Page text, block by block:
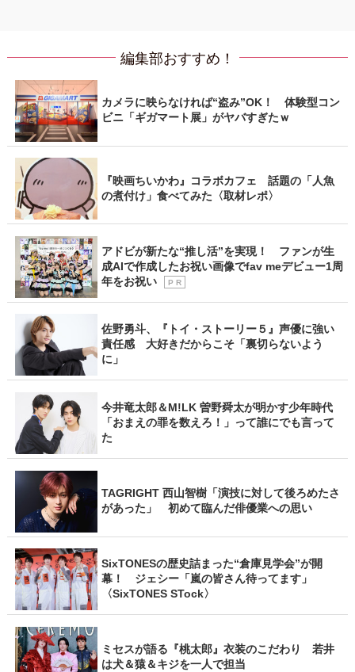
編集部おすすめ！
カメラに映らなければ“盗み”OK！ 体験型コン
ビニ「ギガマート展」がヤバすぎたｗ
『映画ちいかわ』コラボカフェ 話題の「人魚
の煮付け」食べてみた〈取材レポ〉
アドビが新たな“推し活”を実現！ ファンが生
成AIで作成したお祝い画像でfav meデビュー1周
年をお祝い
P R
佐野勇斗、『トイ・ストーリー５』声優に強い
責任感 大好きだからこそ「裏切らないよう
に」
今井竜太郎＆M!LK 曽野舜太が明かす少年時代
「おまえの罪を数えろ！」って誰にでも言って
た
TAGRIGHT 西山智樹「演技に対して後ろめたさ
があった」 初めて臨んだ俳優業への思い
SixTONESの歴史詰まった“倉庫見学会”が開
幕！ ジェシー「嵐の皆さん待ってます」
〈SixTONES STock〉
ミセスが語る『桃太郎』衣装のこだわり 若井
は犬＆猿＆キジを一人で担当